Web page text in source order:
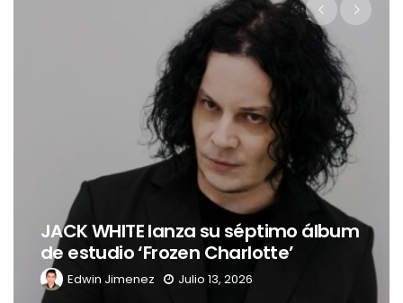
JACK WHITE lanza su séptimo álbum
de estudio ‘Frozen Charlotte’
Edwin Jimenez Julio 13, 2026